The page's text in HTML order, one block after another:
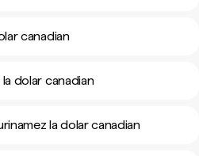
canadian
dolar canadian
la dolar canadian